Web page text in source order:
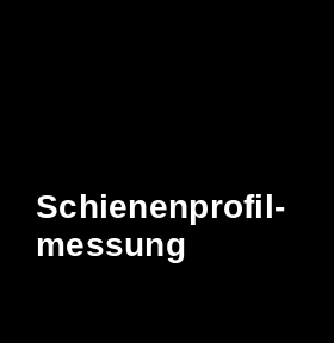
Schienenprofil-
messung